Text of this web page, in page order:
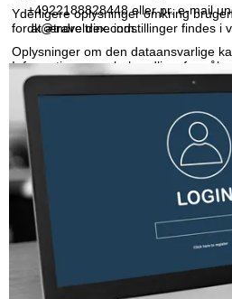
Yderligere oplysninger omkring
for at ændre dine indstillinger findes i
Oplysninger om den dataansvarlige
Informationer om behandlingsformål
finde i voreserklæring om
Enig
d
e
+4922188828448 eller pr. e-mail
dk@traveltrex.com.